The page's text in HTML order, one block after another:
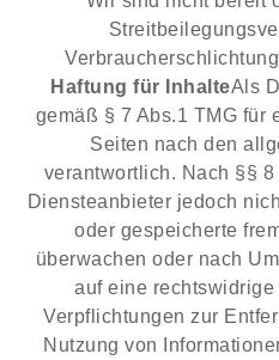
Haftung für InhalteAls
gemäß § 7 Abs.1 TMG für
Seiten nach den
verantwortlich. Nach §§
Diensteanbieter jedoch
oder gespeicherte
überwachen oder nach
auf eine
Verpflichtungen zur
Nutzung von